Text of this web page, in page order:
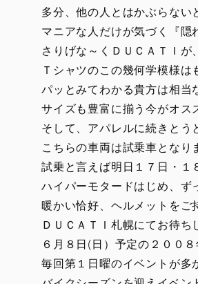
多分、他の人とはかぶらな
マニアな人だけが気づく『隠
さりげな～くＤＵＣＡＴＩ
Ｔシャツのこの幾何学模様
パッとみてわかる貴方は相当
サイズも豊富に揃う今がオス
そして、アパレルに続きとう
こちらの車両は試乗車となり
試乗と言えば明日１７日・１
ハイパーモタードはじめ、ず
暖かい恰好、ヘルメットをご
ＤＵＣＡＴＩ札幌にてお待ち
６月８日(日）予定の２００
毎回第１日曜のイベントが多